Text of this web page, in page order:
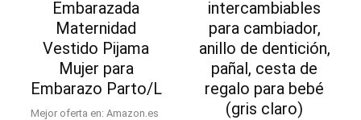
Embarazada
Maternidad
Vestido Pijama
Mujer para
Embarazo Parto/L
Mejor oferta en: Amazon.es
intercambiables
para cambiador,
anillo de dentición,
pañal, cesta de
regalo para bebé
(gris claro)